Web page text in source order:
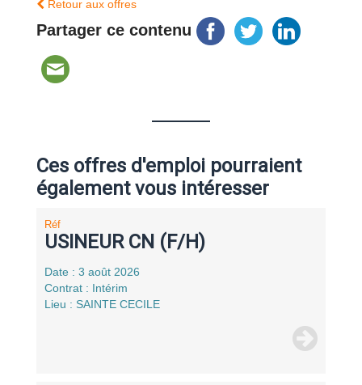
Retour aux offres
Partager ce contenu
Ces offres d'emploi pourraient
également vous intéresser
Réf
USINEUR CN (F/H)
Date : 3 août 2026
Contrat : Intérim
Lieu : SAINTE CECILE